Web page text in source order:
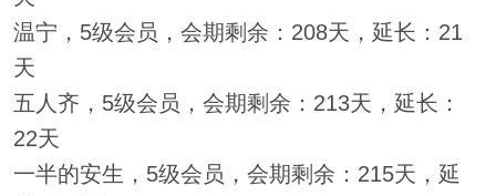
温宁，5级会员，会期剩余：208天，延长：21
天
五人齐，5级会员，会期剩余：213天，延长：
22天
一半的安生，5级会员，会期剩余：215天，延